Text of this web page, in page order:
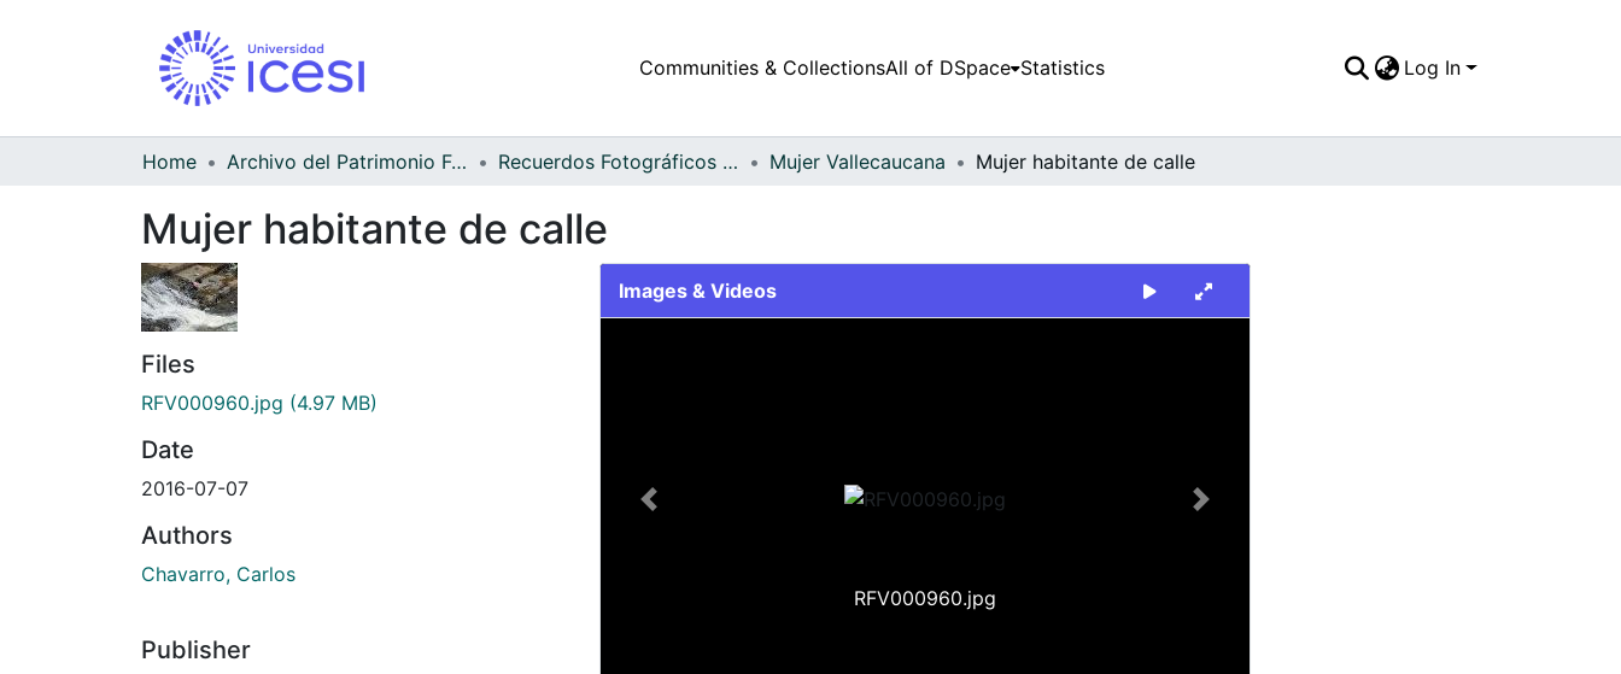
Communities & CollectionsAll of DSpace Statistics Log In
Home Archivo del Patrimonio Fotográfico y Fílmico del Valle del Cauca Recuerdos Fotográficos Vallecaucanos Mujer Vallecaucana Mujer habitante de calle
Mujer habitante de calle
Files
RFV000960.jpg (4.97 MB)
Date
2016-07-07
Authors
Chavarro, Carlos
Publisher
Images & Videos
RFV000960.jpg
Previous Next